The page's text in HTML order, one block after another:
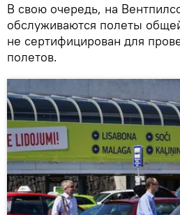
В свою очередь, на
обслуживаются полеты
не сертифицирован для
полетов.